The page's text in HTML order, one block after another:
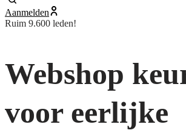
Aanmelden
Ruim 9.600 leden!
Webshop
voor eerlijke